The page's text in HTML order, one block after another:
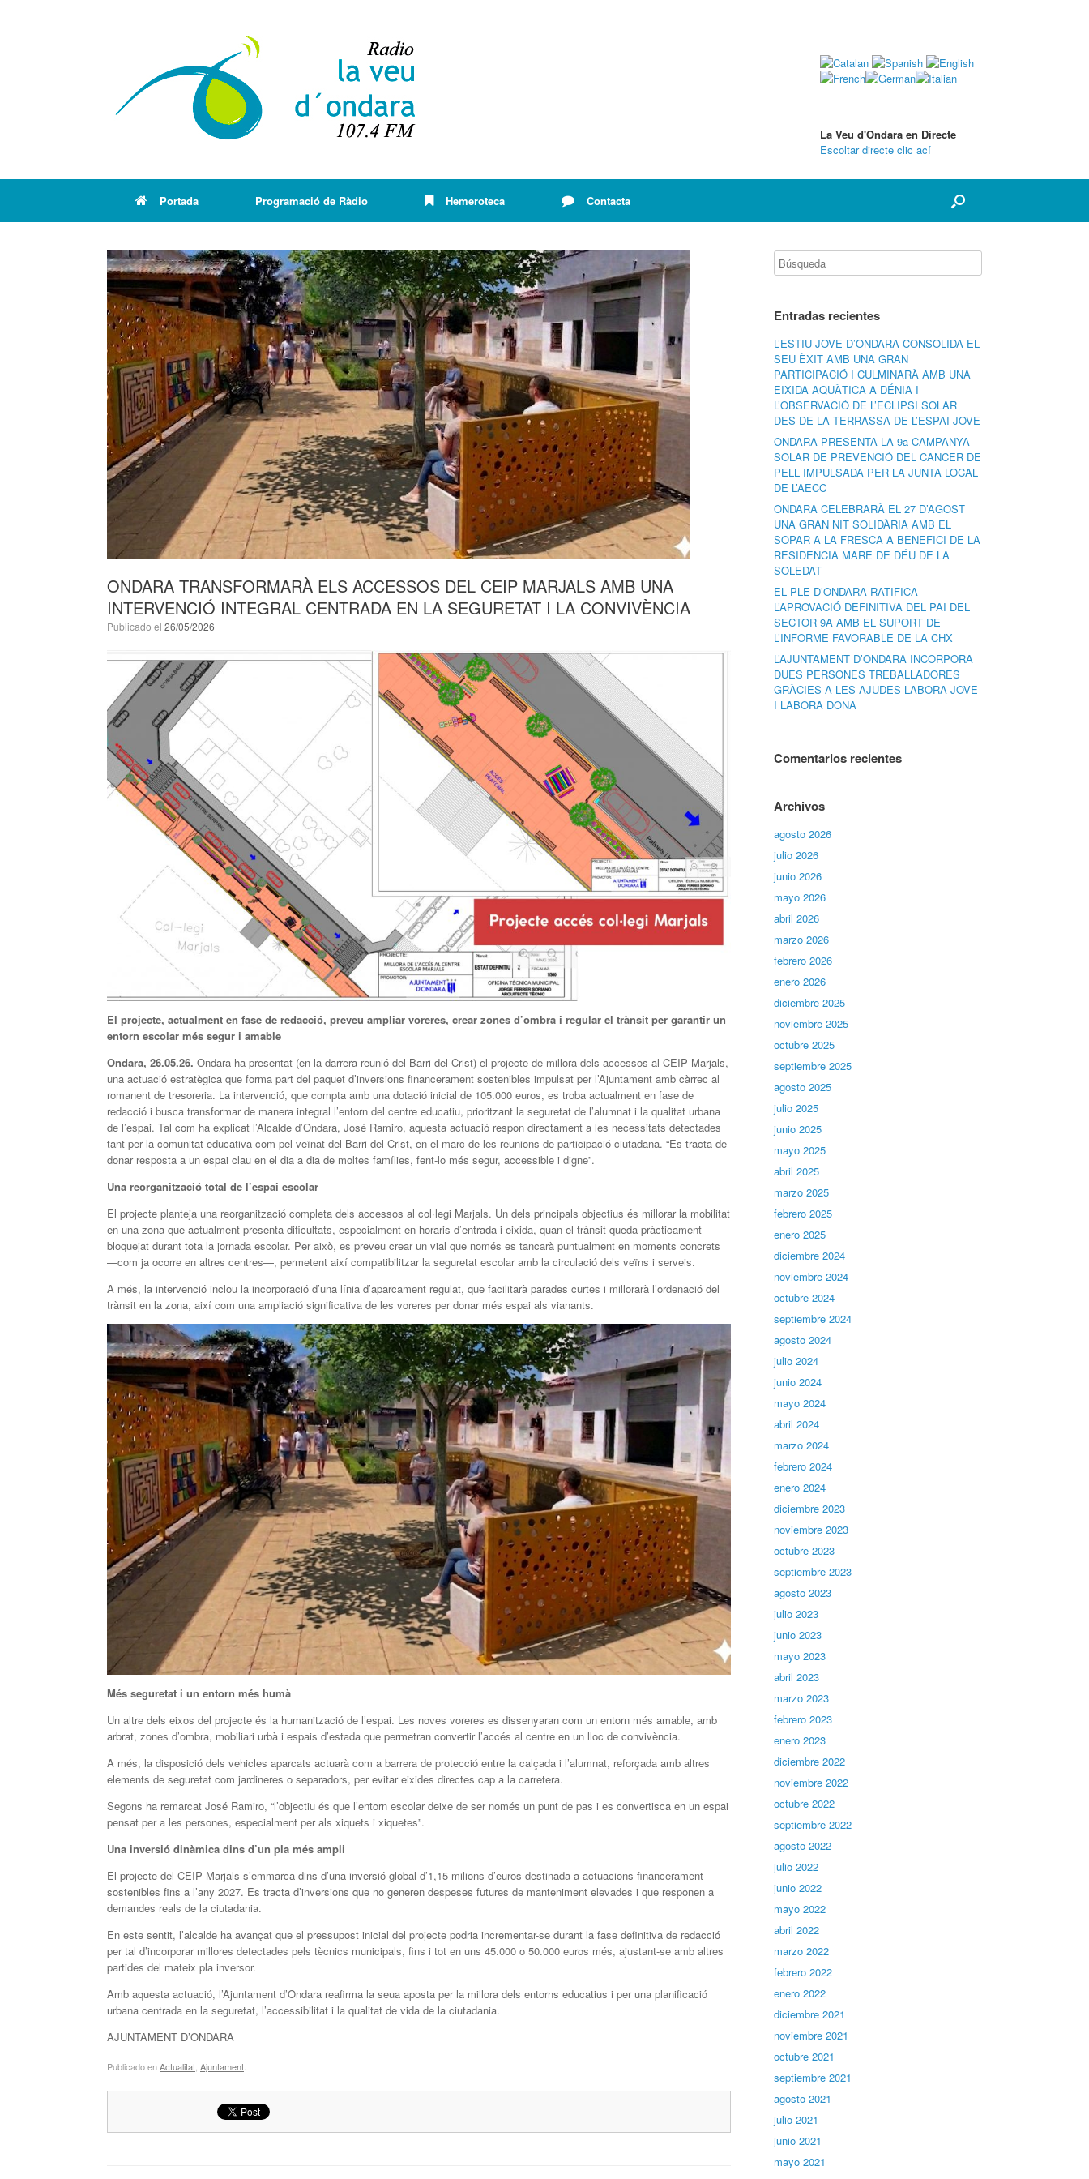
La Veu d'Ondara en Directe
Escoltar directe clic ací
Portada Programació de Ràdio Hemeroteca Contacta
ONDARA TRANSFORMARÀ ELS ACCESSOS DEL CEIP MARJALS AMB UNA
INTERVENCIÓ INTEGRAL CENTRADA EN LA SEGURETAT I LA CONVIVÈNCIA
Publicado el 26/05/2026
El projecte, actualment en fase de redacció, preveu ampliar voreres, crear zones d’ombra i regular el trànsit per garantir un
entorn escolar més segur i amable
Ondara, 26.05.26. Ondara ha presentat (en la darrera reunió del Barri del Crist) el projecte de millora dels accessos al CEIP Marjals,
una actuació estratègica que forma part del paquet d’inversions financerament sostenibles impulsat per l’Ajuntament amb càrrec al
romanent de tresoreria. La intervenció, que compta amb una dotació inicial de 105.000 euros, es troba actualment en fase de
redacció i busca transformar de manera integral l’entorn del centre educatiu, prioritzant la seguretat de l’alumnat i la qualitat urbana
de l’espai. Tal com ha explicat l’Alcalde d’Ondara, José Ramiro, aquesta actuació respon directament a les necessitats detectades
tant per la comunitat educativa com pel veïnat del Barri del Crist, en el marc de les reunions de participació ciutadana. “Es tracta de
donar resposta a un espai clau en el dia a dia de moltes famílies, fent-lo més segur, accessible i digne”.
Una reorganització total de l’espai escolar
El projecte planteja una reorganització completa dels accessos al col·legi Marjals. Un dels principals objectius és millorar la mobilitat
en una zona que actualment presenta dificultats, especialment en horaris d’entrada i eixida, quan el trànsit queda pràcticament
bloquejat durant tota la jornada escolar. Per això, es preveu crear un vial que només es tancarà puntualment en moments concrets
—com ja ocorre en altres centres—, permetent així compatibilitzar la seguretat escolar amb la circulació dels veïns i serveis.
A més, la intervenció inclou la incorporació d’una línia d’aparcament regulat, que facilitarà parades curtes i millorarà l’ordenació del
trànsit en la zona, així com una ampliació significativa de les voreres per donar més espai als vianants.
Més seguretat i un entorn més humà
Un altre dels eixos del projecte és la humanització de l’espai. Les noves voreres es dissenyaran com un entorn més amable, amb
arbrat, zones d’ombra, mobiliari urbà i espais d’estada que permetran convertir l’accés al centre en un lloc de convivència.
A més, la disposició dels vehicles aparcats actuarà com a barrera de protecció entre la calçada i l’alumnat, reforçada amb altres
elements de seguretat com jardineres o separadors, per evitar eixides directes cap a la carretera.
Segons ha remarcat José Ramiro, “l’objectiu és que l’entorn escolar deixe de ser només un punt de pas i es convertisca en un espai
pensat per a les persones, especialment per als xiquets i xiquetes”.
Una inversió dinàmica dins d’un pla més ampli
El projecte del CEIP Marjals s’emmarca dins d’una inversió global d’1,15 milions d’euros destinada a actuacions financerament
sostenibles fins a l’any 2027. Es tracta d’inversions que no generen despeses futures de manteniment elevades i que responen a
demandes reals de la ciutadania.
En este sentit, l’alcalde ha avançat que el pressupost inicial del projecte podria incrementar-se durant la fase definitiva de redacció
per tal d’incorporar millores detectades pels tècnics municipals, fins i tot en uns 45.000 o 50.000 euros més, ajustant-se amb altres
partides del mateix pla inversor.
Amb aquesta actuació, l’Ajuntament d’Ondara reafirma la seua aposta per la millora dels entorns educatius i per una planificació
urbana centrada en la seguretat, l’accessibilitat i la qualitat de vida de la ciutadania.
AJUNTAMENT D’ONDARA
Publicado enActualitat Ajuntament
Entradas recientes
L’ESTIU JOVE D’ONDARA CONSOLIDA EL
SEU ÈXIT AMB UNA GRAN
PARTICIPACIÓ I CULMINARÀ AMB UNA
EIXIDA AQUÀTICA A DÉNIA I
L’OBSERVACIÓ DE L’ECLIPSI SOLAR
DES DE LA TERRASSA DE L’ESPAI JOVE
ONDARA PRESENTA LA 9a CAMPANYA
SOLAR DE PREVENCIÓ DEL CÀNCER DE
PELL IMPULSADA PER LA JUNTA LOCAL
DE L’AECC
ONDARA CELEBRARÀ EL 27 D’AGOST
UNA GRAN NIT SOLIDÀRIA AMB EL
SOPAR A LA FRESCA A BENEFICI DE LA
RESIDÈNCIA MARE DE DÉU DE LA
SOLEDAT
EL PLE D’ONDARA RATIFICA
L’APROVACIÓ DEFINITIVA DEL PAI DEL
SECTOR 9A AMB EL SUPORT DE
L’INFORME FAVORABLE DE LA CHX
L’AJUNTAMENT D’ONDARA INCORPORA
DUES PERSONES TREBALLADORES
GRÀCIES A LES AJUDES LABORA JOVE
I LABORA DONA
Comentarios recientes
Archivos
agosto 2026
julio 2026
junio 2026
mayo 2026
abril 2026
marzo 2026
febrero 2026
enero 2026
diciembre 2025
noviembre 2025
octubre 2025
septiembre 2025
agosto 2025
julio 2025
junio 2025
mayo 2025
abril 2025
marzo 2025
febrero 2025
enero 2025
diciembre 2024
noviembre 2024
octubre 2024
septiembre 2024
agosto 2024
julio 2024
junio 2024
mayo 2024
abril 2024
marzo 2024
febrero 2024
enero 2024
diciembre 2023
noviembre 2023
octubre 2023
septiembre 2023
agosto 2023
julio 2023
junio 2023
mayo 2023
abril 2023
marzo 2023
febrero 2023
enero 2023
diciembre 2022
noviembre 2022
octubre 2022
septiembre 2022
agosto 2022
julio 2022
junio 2022
mayo 2022
abril 2022
marzo 2022
febrero 2022
enero 2022
diciembre 2021
noviembre 2021
octubre 2021
septiembre 2021
agosto 2021
julio 2021
junio 2021
mayo 2021